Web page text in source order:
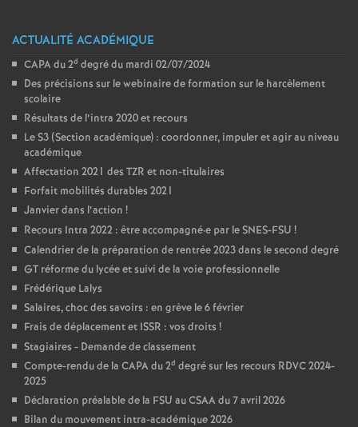
ACTUALITÉ ACADÉMIQUE
CAPA du 2d degré du mardi 02/07/2024
Des précisions sur le webinaire de formation sur le harcèlement
scolaire
Résultats de l’intra 2020 et recours
Le S3 (Section académique) : coordonner, impuler et agir au niveau
académique
Affectation 2021 des TZR et non-titulaires
Forfait mobilités durables 2021
Janvier dans l’action !
Recours Intra 2022 : être accompagné·e par le SNES-FSU !
Calendrier de la préparation de rentrée 2023 dans le second degré
GT réforme du lycée et suivi de la voie professionnelle
Frédérique Lalys
Salaires, choc des savoirs : en grève le 6 février
Frais de déplacement et ISSR : vos droits !
Stagiaires - Demande de classement
Compte-rendu de la CAPA du 2d degré sur les recours RDVC 2024-
2025
Déclaration préalable de la FSU au CSAA du 7 avril 2026
Bilan du mouvement intra-académique 2026